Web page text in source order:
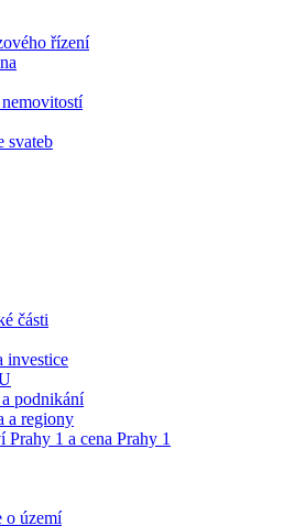
řízení
svateb
části
investice
podnikání
a regiony
Prahy 1 a cena Prahy 1
o území